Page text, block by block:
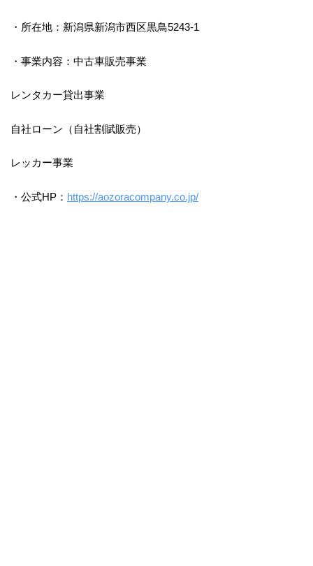
・所在地：新潟県新潟市西区黒鳥5243-1
・事業内容：中古車販売事業
レンタカー貸出事業
自社ローン（自社割賦販売）
レッカー事業
・公式HP： https://aozoracompany.co.jp/